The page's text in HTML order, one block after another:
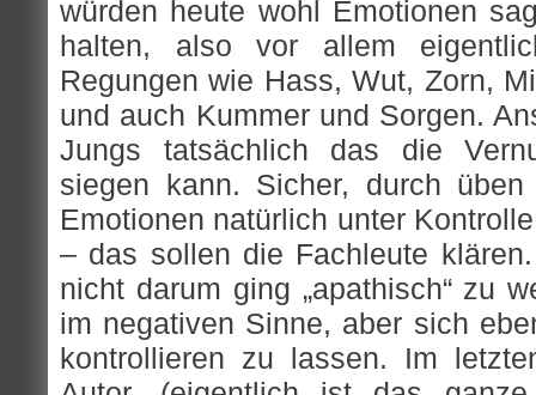
würden heute wohl Emotionen
halten, also vor allem
Regungen wie Hass, Wut, Zorn,
und auch Kummer und Sorgen.
Jungs tatsächlich das die
siegen kann. Sicher, durch
Emotionen natürlich unter
– das sollen die Fachleute
nicht darum ging „apathisch“ zu
im negativen Sinne, aber sich
kontrollieren zu lassen. Im